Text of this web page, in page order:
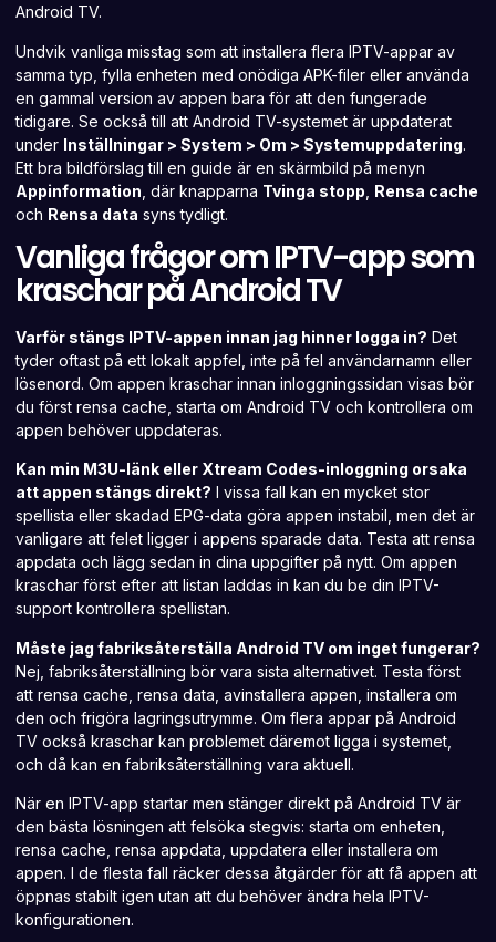
Android TV.
Undvik vanliga misstag som att installera flera IPTV-appar av
samma typ, fylla enheten med onödiga APK-filer eller använda
en gammal version av appen bara för att den fungerade
tidigare. Se också till att Android TV-systemet är uppdaterat
under Inställningar > System > Om > Systemuppdatering.
Ett bra bildförslag till en guide är en skärmbild på menyn
Appinformation , där knapparna Tvinga stopp Rensa cache
och Rensa data syns tydligt.
Vanliga frågor om IPTV-app som
kraschar på Android TV
Varför stängs IPTV-appen innan jag hinner logga in? Det
tyder oftast på ett lokalt appfel, inte på fel användarnamn eller
lösenord. Om appen kraschar innan inloggningssidan visas bör
du först rensa cache, starta om Android TV och kontrollera om
appen behöver uppdateras.
Kan min M3U-länk eller Xtream Codes-inloggning orsaka
att appen stängs direkt? I vissa fall kan en mycket stor
spellista eller skadad EPG-data göra appen instabil, men det är
vanligare att felet ligger i appens sparade data. Testa att rensa
appdata och lägg sedan in dina uppgifter på nytt. Om appen
kraschar först efter att listan laddas in kan du be din IPTV-
support kontrollera spellistan.
Måste jag fabriksåterställa Android TV om inget fungerar?
Nej, fabriksåterställning bör vara sista alternativet. Testa först
att rensa cache, rensa data, avinstallera appen, installera om
den och frigöra lagringsutrymme. Om flera appar på Android
TV också kraschar kan problemet däremot ligga i systemet,
och då kan en fabriksåterställning vara aktuell.
När en IPTV-app startar men stänger direkt på Android TV är
den bästa lösningen att felsöka stegvis: starta om enheten,
rensa cache, rensa appdata, uppdatera eller installera om
appen. I de flesta fall räcker dessa åtgärder för att få appen att
öppnas stabilt igen utan att du behöver ändra hela IPTV-
konfigurationen.